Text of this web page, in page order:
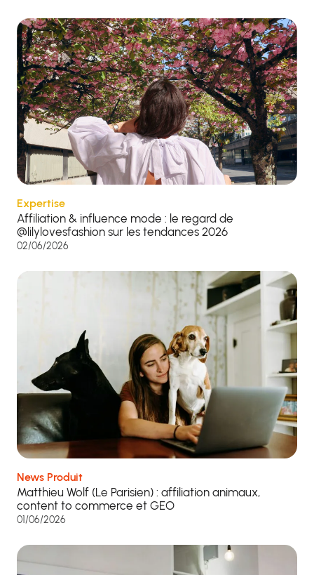
Expertise
Affiliation & influence mode : le regard de
@lilylovesfashion sur les tendances 2026
02/06/2026
News Produit
Matthieu Wolf (Le Parisien) : affiliation animaux,
content to commerce et GEO
01/06/2026